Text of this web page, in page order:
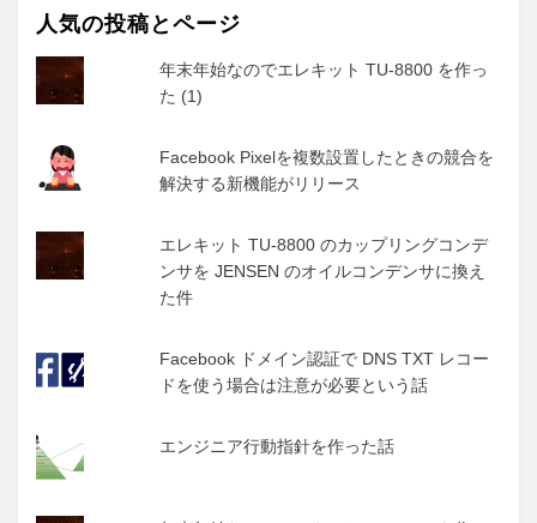
人気の投稿とページ
年末年始なのでエレキット TU-8800 を作っ
た (1)
Facebook Pixelを複数設置したときの競合を
解決する新機能がリリース
エレキット TU-8800 のカップリングコンデ
ンサを JENSEN のオイルコンデンサに換え
た件
Facebook ドメイン認証で DNS TXT レコー
ドを使う場合は注意が必要という話
エンジニア行動指針を作った話